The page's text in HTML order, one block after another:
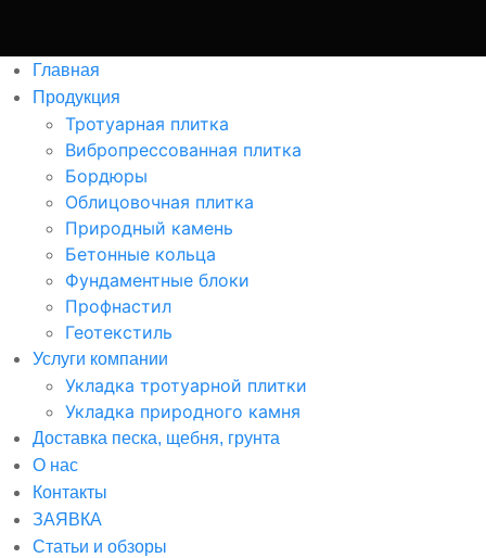
Главная
Продукция
Тротуарная плитка
Вибропрессованная плитка
Бордюры
Облицовочная плитка
Природный камень
Бетонные кольца
Фундаментные блоки
Профнастил
Геотекстиль
Услуги компании
Укладка тротуарной плитки
Укладка природного камня
Доставка песка, щебня, грунта
О нас
Контакты
ЗАЯВКА
Статьи и обзоры